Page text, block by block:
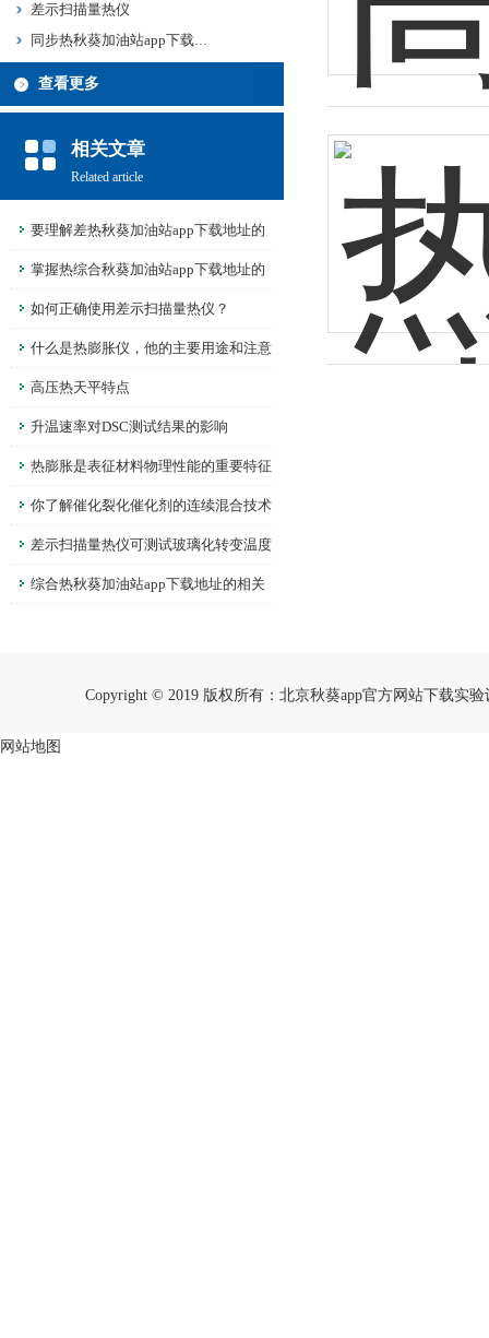
差示扫描量热仪
同步热秋葵加油站app下载地址
查看更多
相关文章
Related article
要理解差热秋葵加油站app下载地址的
信号测量系统
掌握热综合秋葵加油站app下载地址的
实验步骤
如何正确使用差示扫描量热仪？
什么是热膨胀仪，他的主要用途和注意
事项高压热天平特点
升温速率对DSC测试结果的影响
热膨胀是表征材料物理性能的重要特征
量 你了解催化裂化催化剂的连续混合技术
吗？差示扫描量热仪可测试玻璃化转变温度
综合热秋葵加油站app下载地址的相关
Copyright © 2019 版权所有：北京秋葵app官方网站下载
网站地图